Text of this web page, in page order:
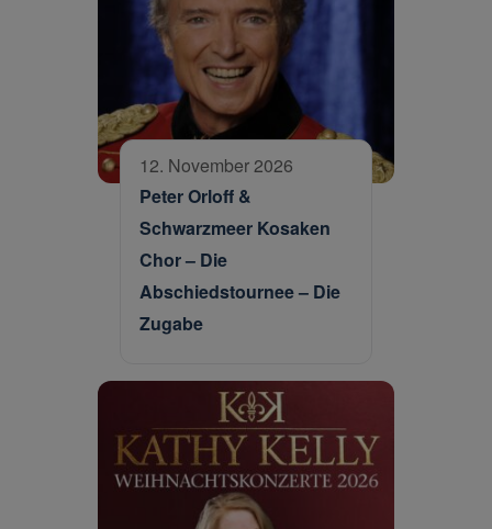
12. November 2026
Peter Orloff &
Schwarzmeer Kosaken
Chor – Die
Abschiedstournee – Die
Zugabe